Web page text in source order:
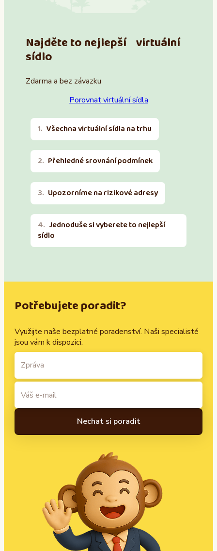
Najděte to nejlepší virtuální
sídlo
Zdarma a bez závazku
Porovnat virtuální sídla
Všechna virtuální sídla na trhu
Přehledné srovnání podmínek
Upozorníme na rizikové adresy
Jednoduše si vyberete to nejlepší
sídlo
Potřebujete poradit?
Využijte naše bezplatné poradenství. Naši specialisté
jsou vám k dispozici.